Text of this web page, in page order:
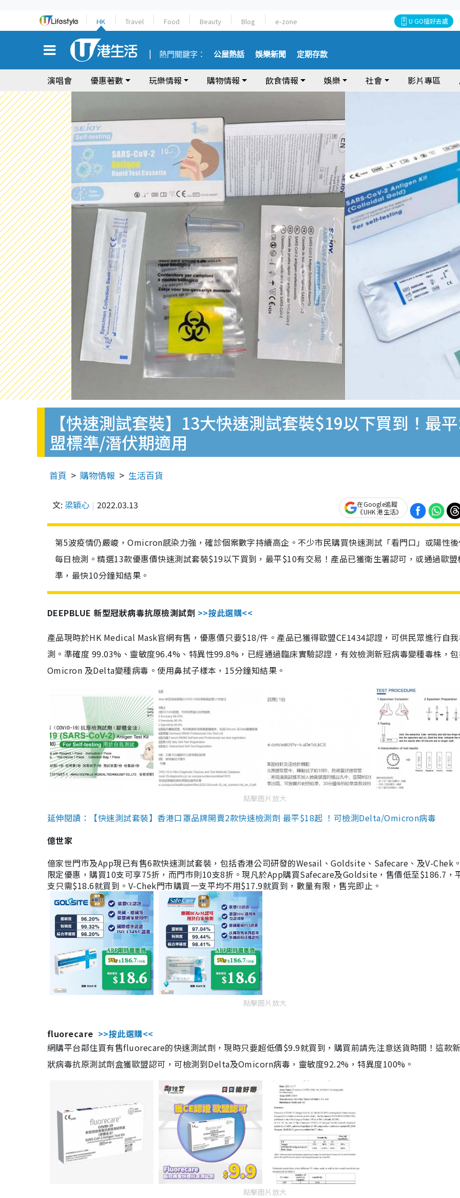
HK Travel Food Beauty Blog e-zone U GO搵好去處
熱門關鍵字： 公屋熱話 娛樂新聞 定期存款
演唱會 優惠著數 玩樂情報 購物情報 飲食情報 娛樂 社會 影片專區
【快速測試套裝】13大快速測試套裝$19以下買到！最
盟標準/潛伏期適用
首頁 購物情報 生活百貨
文: 梁穎心 2022.03.13
在Google追蹤
《UHK 港生活》
第5波疫情仍嚴峻，Omicron感染力強，確診個案數字持續高企。不少市民購買快速測試「看門口」或陽性
每日檢測。精選13款優惠價快速測試套裝$19以下買到，最平$10有交易！產品已獲衛生署認可，或通過歐盟
準，最快10分鐘知結果。
DEEPBLUE 新型冠狀病毒抗原檢測試劑 >>按此選購<<
產品現時於HK Medical Mask官網有售，優惠價只要$18/件。產品已獲得歐盟CE1434認證，可供民眾進行自
測。準確度 99.03%、靈敏度96.4%、特異性99.8%，已經通過臨床實驗認證，有效檢測新冠病毒變種毒株，
Omicron 及Delta變種病毒。使用鼻拭子樣本，15分鐘知結果。
點擊圖片放大
延伸閱讀：【快速測試套裝】香港口罩品牌開賣2款快速檢測劑 最平$18起 ！可檢測Delta/Omicron病毒
億世家
億家世門市及App現已有售6款快速測試套裝，包括香港公司研發的Wesail、Goldsite、Safecare、及V-Chek
限定優惠，購買10支可享75折，而門市則10支8折。現凡於App購買Safecare及Goldsite，售價低至$186.7，
支只需$18.6就買到。V-Chek門市購買一支平均不用$17.9就買到，數量有限，售完即止。
點擊圖片放大
fluorecare >>按此選購<<
網購平台鄰住買有售fluorecare的快速測試劑，現時只要超低價$9.9就買到，購買前請先注意送貨時間！這款
狀病毒抗原測試劑盒獲歐盟認可，可檢測到Delta及Omicorn病毒，靈敏度92.2%，特異度100%。
點擊圖片放大